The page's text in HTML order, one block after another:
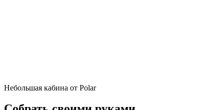
Небольшая кабина от Polar